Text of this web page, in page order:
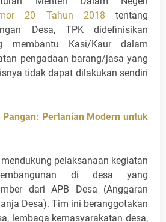
20 Tahun 2018tentang
Desa, TPK didefinisikan
membantu Kasi/Kaur dalam
pengadaan barang/jasa yang
tidak dapat dilakukan sendiri
Pangan: Pertanian Modern untuk
pelaksanaan kegiatan
di desa yang
dari APB Desa (Anggaran
Desa). Tim ini beranggotakan
lembaga kemasyarakatan desa,